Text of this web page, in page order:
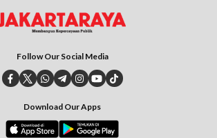
Follow Our Social Media
Download Our Apps